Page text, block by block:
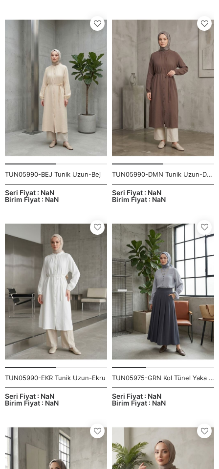
TUN05990-BEJ Tunik Uzun-Bej
Birim Fiyat : NaN
Seri Fiyat : NaN
TUN05990-DMN Tunik Uzun-Duman
Birim Fiyat : NaN
Seri Fiyat : NaN
TUN05990-EKR Tunik Uzun-Ekru
Birim Fiyat : NaN
Seri Fiyat : NaN
TUN05975-GRN Kol Tünel Yaka Fırfır Tunik-Gri
Birim Fiyat : NaN
Seri Fiyat : NaN